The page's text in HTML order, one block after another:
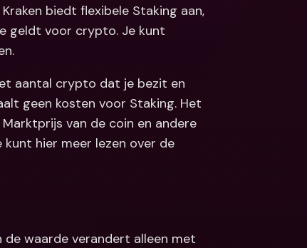
biedt flexibele Staking aan,
geldt voor crypto. Je kunt
aantal crypto dat je bezit en
geen kosten voor Staking. Het
van de coin en andere
kunt hier meer lezen over de
de waarde verandert alleen met